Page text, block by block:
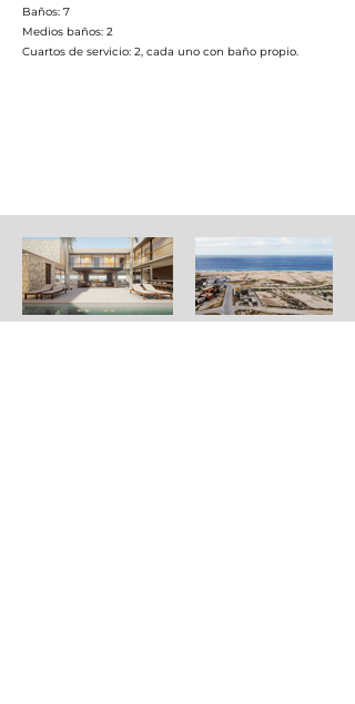
Baños: 7
Medios baños: 2
Cuartos de servicio: 2, cada uno con baño propio.